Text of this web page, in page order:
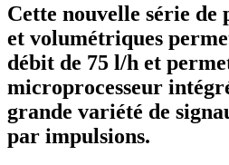
Cette nouvelle série de
et volumétriques
débit de 75 l/h et
microprocesseur
grande variété de
par impulsions.